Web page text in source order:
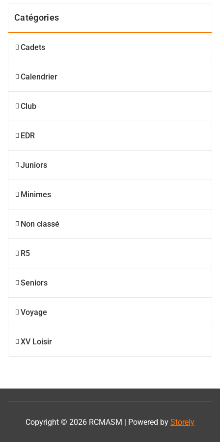
Catégories
Cadets
Calendrier
Club
EDR
Juniors
Minimes
Non classé
R5
Seniors
Voyage
XV Loisir
Copyright © 2026 RCMASM | Powered by Storely